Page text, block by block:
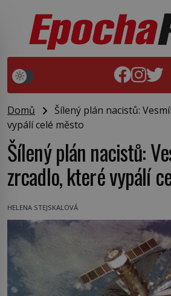
Domů
Šílený plán nacistů:
vypálí celé město
Šílený plán nacistů:
zrcadlo, které vypálí
HELENA STEJSKALOVÁ